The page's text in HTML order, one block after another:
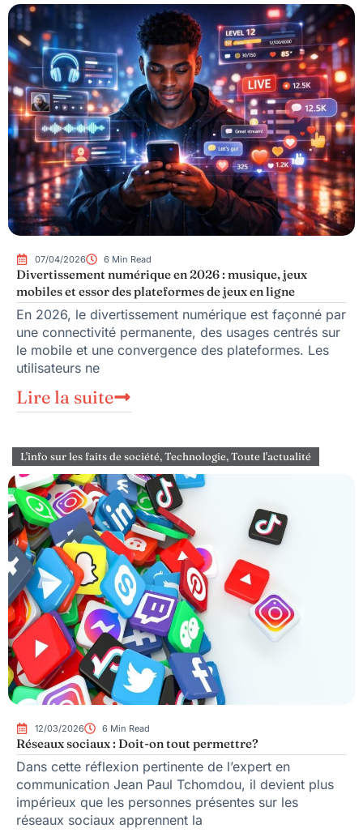
07/04/2026 6 Min Read
Divertissement numérique en 2026 : musique, jeux
mobiles et essor des plateformes de jeux en ligne
En 2026, le divertissement numérique est façonné par
une connectivité permanente, des usages centrés sur
le mobile et une convergence des plateformes. Les
utilisateurs ne
Lire la suite
L'info sur les faits de société,Technologie,Toute l'actualité
12/03/2026 6 Min Read
Réseaux sociaux : Doit-on tout permettre?
Dans cette réflexion pertinente de l’expert en
communication Jean Paul Tchomdou, il devient plus
impérieux que les personnes présentes sur les
réseaux sociaux apprennent la